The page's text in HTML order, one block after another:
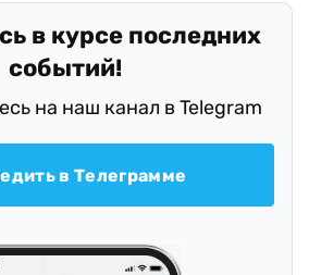
в курсе последних
событий!
на наш канал в Telegram
в Телеграмме